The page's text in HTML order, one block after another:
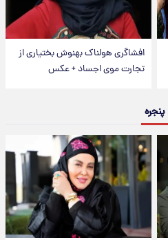
افشاگری هولناک بهنوش بختیاری از
تجارت موی اجساد + عکس
پنجره